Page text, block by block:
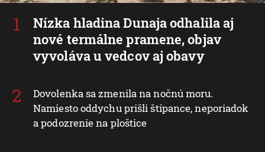
Nízka hladina Dunaja odhalila aj
nové termálne pramene, objav
vyvoláva u vedcov aj obavy
Dovolenka sa zmenila na nočnú moru.
Namiesto oddychu prišli štípance, neporiadok
a podozrenie na ploštice